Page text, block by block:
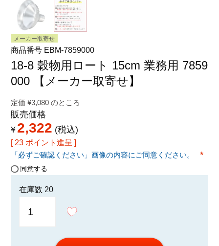
お問い合わせ
プライバシーポリシー
特定商取引法に関する表示
メーカー取寄せ
商品番号 EBM-7859000
18-8 穀物用ロート 15cm 業務用 7859
000 【メーカー取寄せ】
定価 ¥3,080 のところ
販売価格
¥ 2,322 税込
23 ポイント進呈 ]
「必ずご確認ください」画像の内容にご同意ください。
同意する
在庫数 20